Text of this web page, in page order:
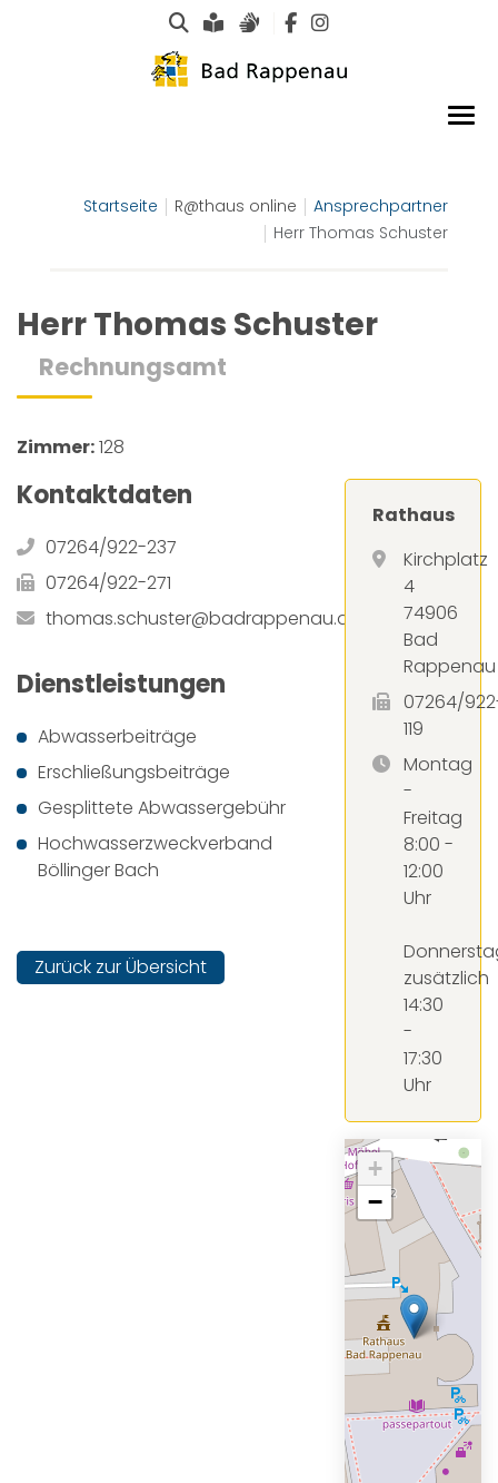
Suche
Leichte Sprache
Gebärdensprachen
Startseite R@thaus online
Ansprechpartner
Herr Thomas Schuster
Herr Thomas Schuster
Rechnungsamt
Zimmer:128
Kontaktdaten
07264/922-237
07264/922-271
thomas.schuster@badrappenau.de
Dienstleistungen
Abwasserbeiträge
Erschließungsbeiträge
Gesplittete Abwassergebühr
Hochwasserzweckverband
Böllinger Bach
Zurück zur Übersicht
Rathaus
Kirchplatz
4
74906
Bad
Rappenau
07264/
119
Montag
-
Freitag
8:00 -
12:00
Uhr
zusätzlich
14:30
-
17:30
Uhr
+
−